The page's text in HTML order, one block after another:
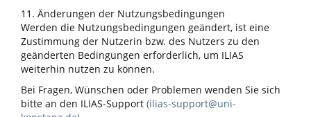
11. Änderungen der Nutzungsbedingungen
Werden die Nutzungsbedingungen geändert, ist eine
Zustimmung der Nutzerin bzw. des Nutzers zu den
geänderten Bedingungen erforderlich, um ILIAS
weiterhin nutzen zu können.
Bei Fragen, Wünschen oder Problemen wenden Sie sich
bitte an den ILIAS-Support (ilias-support@uni-